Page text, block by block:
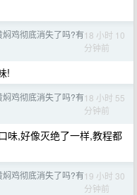
焖鸡彻底消失了吗?有18 小时 10
分钟前
!
焖鸡彻底消失了吗?有18 小时 55
分钟前
味,好像灭绝了一样,教程都
焖鸡彻底消失了吗?有19 小时 30
分钟前